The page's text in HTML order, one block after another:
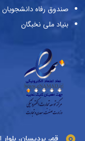
صندوق رفاه دانشجویان
بنیاد ملی نخبگان
قم، پردیسان،